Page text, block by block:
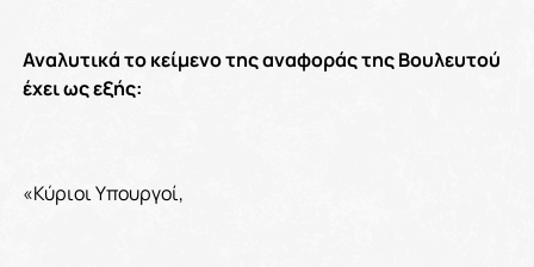
Αναλυτικά το κείμενο της αναφοράς της Βουλευτού
έχει ως εξής:
«Κύριοι Υπουργοί,